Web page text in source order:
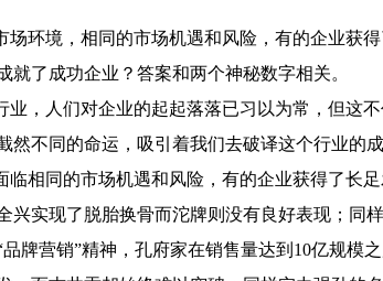
场环境，相同的市场机遇和风险，有的企业获
就了成功企业？答案和两个神秘数字相关。
业，人们对企业的起起落落已习以为常，但这
然不同的命运，吸引着我们去破译这个行业的成
临相同的市场机遇和风险，有的企业获得了长
兴实现了脱胎换骨而沱牌则没有良好表现；同
牌营销”精神，孔府家在销售量达到10亿规